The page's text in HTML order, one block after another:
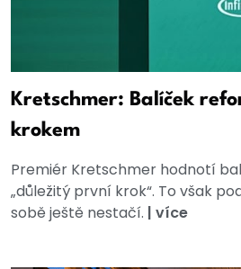
Kretschmer: Balíček
krokem
Premiér Kretschmer hodnotí
„důležitý první krok“. To však
sobě ještě nestačí. | více